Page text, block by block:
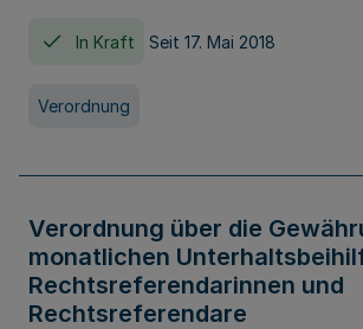
In Kraft Seit 17. Mai 2018
Verordnung
Verordnung über die
monatlichen
Rechtsreferendarinnen und
Rechtsreferendare